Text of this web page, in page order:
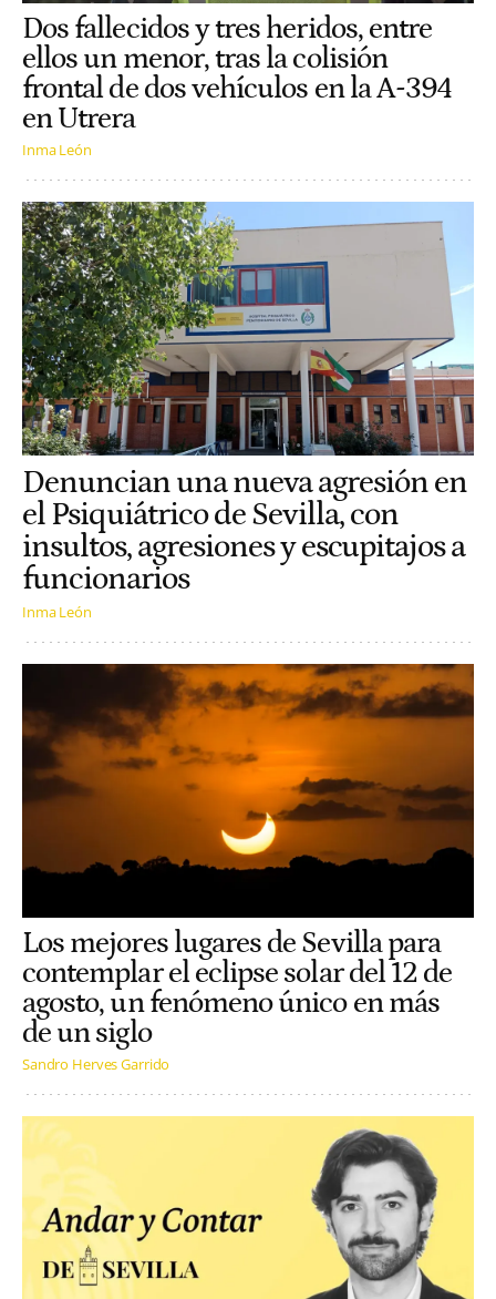
Dos fallecidos y tres heridos, entre
ellos un menor, tras la colisión
frontal de dos vehículos en la A-394
en Utrera
Inma León
Denuncian una nueva agresión en
el Psiquiátrico de Sevilla, con
insultos, agresiones y escupitajos a
funcionarios
Inma León
Los mejores lugares de Sevilla para
contemplar el eclipse solar del 12 de
agosto, un fenómeno único en más
de un siglo
Sandro Herves Garrido